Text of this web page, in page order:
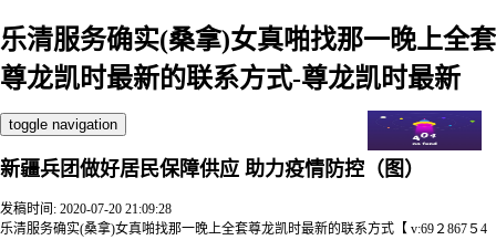
乐清服务确实(桑拿)女真啪找那一晚上全套
尊龙凯时最新的联系方式-尊龙凯时最新
toggle navigation
新疆兵团做好居民保障供应 助力疫情防控（图）
发稿时间: 2020-07-20 21:09:28
乐清服务确实(桑拿)女真啪找那一晚上全套尊龙凯时最新的联系方式【 v:69２867５4